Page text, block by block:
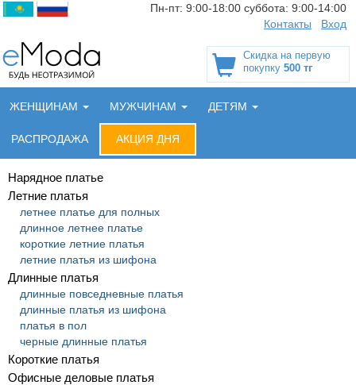
Пн-пт: 9:00-18:00 суббота: 9:00-14:00
Контакты
Вход
Скидка на первую
покупку 500 тг
ЖЕНЩИНАМ МУЖЧИНАМ ДЕТЯМ
РАСПРОДАЖА АКЦИЯ ДНЯ
Нарядное платье
Летние платья
летнее платье для полных
длинное летнее платье
короткие летние платья
летние платья из шифона
Длинные платья
длинные повседневные платья
длинные платья из шифона
платья в пол
черные длинные платья
Короткие платья
Офисные деловые платья